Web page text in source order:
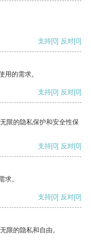
支持[0] 反对[0]
用的需求。
支持[0] 反对[0]
限的隐私保护和安全性保
支持[0] 反对[0]
求。
支持[0] 反对[0]
限的隐私和自由。